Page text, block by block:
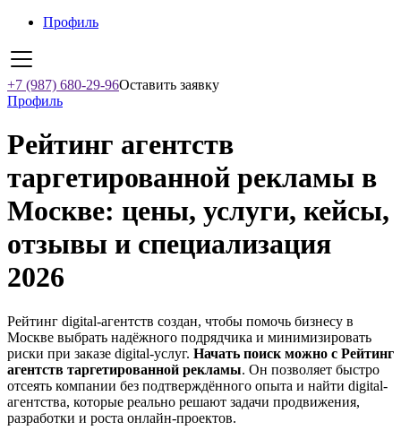
Профиль
+7 (987) 680-29-96Оставить заявку
Профиль
Рейтинг агентств
таргетированной рекламы в
Москве: цены, услуги, кейсы,
отзывы и специализация
2026
Рейтинг digital-агентств создан, чтобы помочь бизнесу в
Москве выбрать надёжного подрядчика и минимизировать
риски при заказе digital-услуг. Начать поиск можно с Рейтинг
агентств таргетированной рекламы. Он позволяет быстро
отсеять компании без подтверждённого опыта и найти digital-
агентства, которые реально решают задачи продвижения,
разработки и роста онлайн-проектов.